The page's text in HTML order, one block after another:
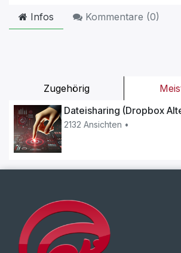
Zugehörig
Dateisharing (Dropbox
2132 Ansichten •
Infos Kommentare (0)